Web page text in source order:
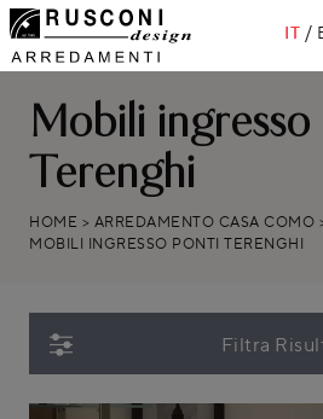
IT /
Mobili ingresso
Terenghi
HOME > ARREDAMENTO CASA COMO
MOBILI INGRESSO PONTI TERENGHI
Filtra